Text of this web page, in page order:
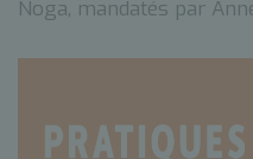
Noga, mandatés par